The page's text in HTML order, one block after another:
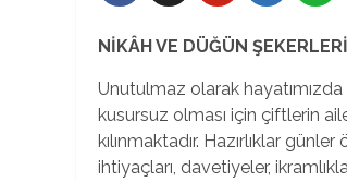
NİKÂH VE DÜĞÜN ŞEKERLERİ
Unutulmaz olarak
kusursuz olması için çiftlerin
kılınmaktadır. Hazırlıklar
ihtiyaçları, davetiyeler,